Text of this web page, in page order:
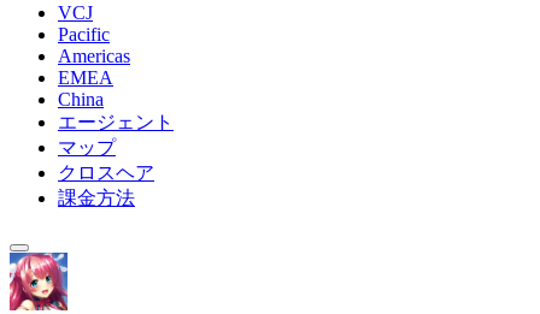
VCJ
Pacific
Americas
EMEA
China
エージェント
マップ
クロスヘア
課金方法